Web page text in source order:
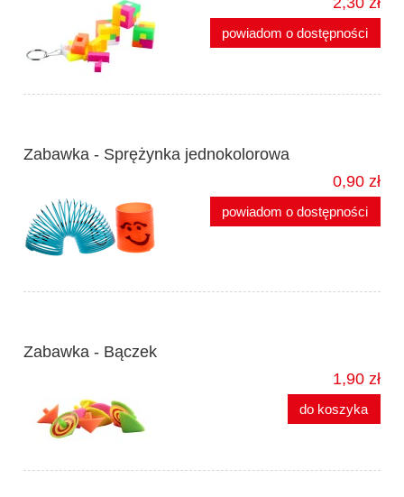
powiadom o dostępności
Zabawka - Sprężynka jednokolorowa
0,90 zł
powiadom o dostępności
Zabawka - Bączek
1,90 zł
do koszyka